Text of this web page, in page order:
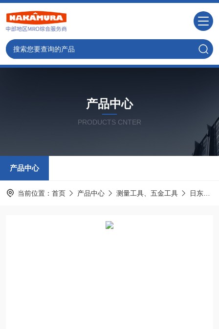
产品中心
PRODUCTS CNTER
产品中心
当前位置： 首页 产品中心 测量工具、五金工具 日东工器NITTO